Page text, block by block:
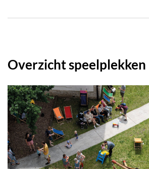
Overzicht speelplekken